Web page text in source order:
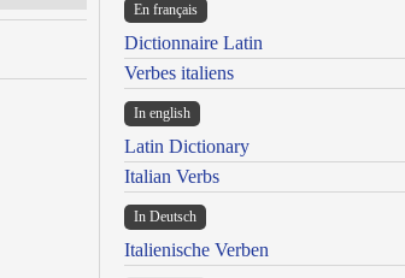
En français
Dictionnaire Latin
Verbes italiens
In english
Latin Dictionary
Italian Verbs
In Deutsch
Italienische Verben